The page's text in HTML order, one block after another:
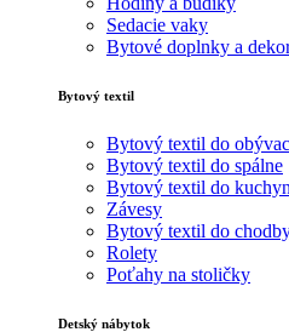
Sedacie vaky
Bytové doplnky a
Bytový textil
Bytový textil do
Bytový textil do spálne
Bytový textil do
Závesy
Bytový textil do
Rolety
Poťahy na stoličky
Detský nábytok